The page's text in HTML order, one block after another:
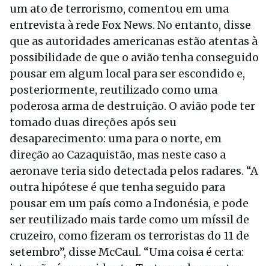
um ato de terrorismo, comentou em uma
entrevista à rede Fox News. No entanto, disse
que as autoridades americanas estão atentas à
possibilidade de que o avião tenha conseguido
pousar em algum local para ser escondido e,
posteriormente, reutilizado como uma
poderosa arma de destruição. O avião pode ter
tomado duas direções após seu
desaparecimento: uma para o norte, em
direção ao Cazaquistão, mas neste caso a
aeronave teria sido detectada pelos radares. “A
outra hipótese é que tenha seguido para
pousar em um país como a Indonésia, e pode
ser reutilizado mais tarde como um míssil de
cruzeiro, como fizeram os terroristas do 11 de
setembro”, disse McCaul. “Uma coisa é certa: